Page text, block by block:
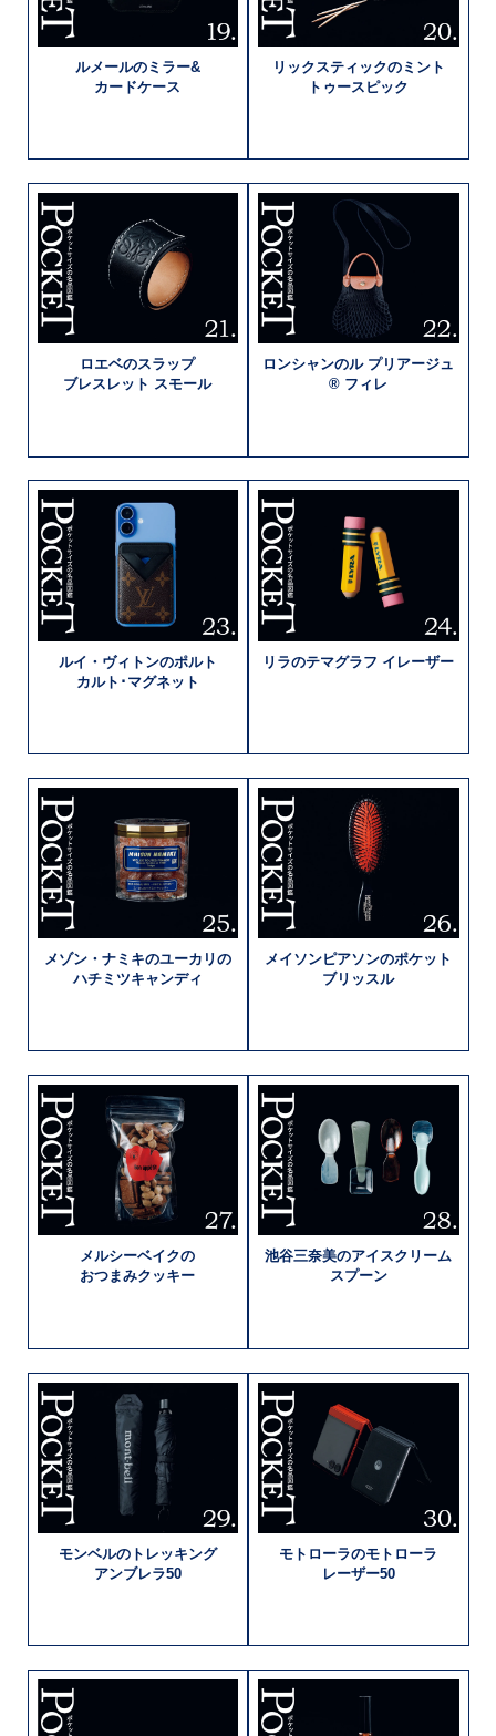
ルメールのミラー&
カードケース
リックスティックのミント
トゥースピック
ロエベのスラップ
ブレスレット スモール
ロンシャンのル プリアージュ
® フィレ
ルイ・ヴィトンのポルト
カルト･ マグネット
リラのテマグラフ イレーザー
メゾン・ナミキのユーカリの
ハチミツキャンディ
メイソンピアソンのポケット
ブリッスル
メルシーベイクの
おつまみクッキー
池谷三奈美のアイスクリーム
スプーン
モンベルのトレッキング
アンブレラ50
モトローラのモトローラ
レーザー50